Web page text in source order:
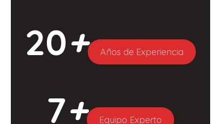
20+ Años de Experiencia
7+ Equipo Experto